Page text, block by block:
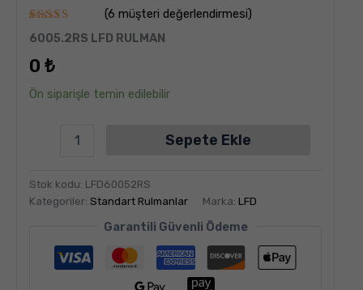
6müşteri
puanına
5
5.00puan
aldı
(6 müşteri değerlendirmesi)
6005.2RS LFD RULMAN
0 ₺
Ön siparişle temin edilebilir
Sepete Ekle
Stok kodu: LFD60052RS
Kategoriler: Standart Rulmanlar Marka: LFD
Garantili Güvenli Ödeme